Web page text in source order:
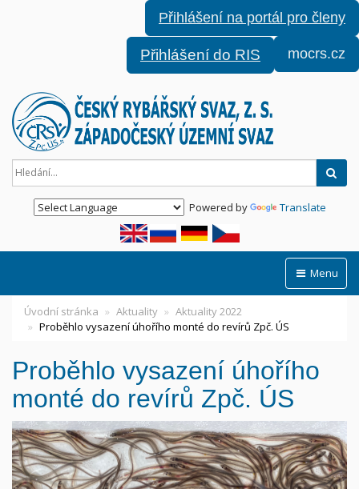
Přihlášení na portál pro členy
Přihlášení do RIS mocrs.cz
Powered by Translate
Menu
Úvodní stránka Aktuality
Aktuality 2022
Proběhlo vysazení úhořího monté do revírů Zpč. ÚS
Proběhlo vysazení úhořího
monté do revírů Zpč. ÚS